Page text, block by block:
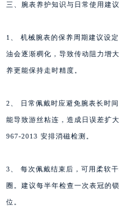
三、腕表养护知识与日常使用建议
1、 机械腕表的保养周期建议设
油会逐渐稠化，导致传动阻力增
养更能保持走时精度。
2、 日常佩戴时应避免腕表长时
能导致游丝粘连，造成日误差扩
967-2013 安排消磁检测。
3、 每次佩戴结束后，可用柔软
圈。建议每半年检查一次表冠的
位。